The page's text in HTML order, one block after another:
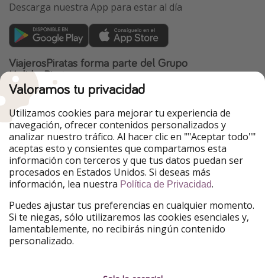
Descarga nuestra App para estar al día
ViajerosPiratas forma parte del Grupo
HolidayPirates
Nuestros mercados
PiratinViaggio
HolidayPirates
VakantiePiraten
WakacyjniPiraci
VoyagesPirates
Ferienpiraten
Urlaubspiraten
Urlaubspiraten
TravelPirates
Nuestro grupo
HolidayPirates Group
Conócenos mejor
Sobre ViajerosPiratas
Información legal
Valoramos tu privacidad
Utilizamos cookies para mejorar tu experiencia de
navegación, ofrecer contenidos personalizados y
analizar nuestro tráfico. Al hacer clic en ""Aceptar todo""
aceptas esto y consientes que compartamos esta
información con terceros y que tus datos puedan ser
procesados en Estados Unidos. Si deseas más
información, lea nuestra Política de Privacidad.
Puedes ajustar tus preferencias en cualquier momento.
Si te niegas, sólo utilizaremos las cookies esenciales y,
lamentablemente, no recibirás ningún contenido
personalizado.